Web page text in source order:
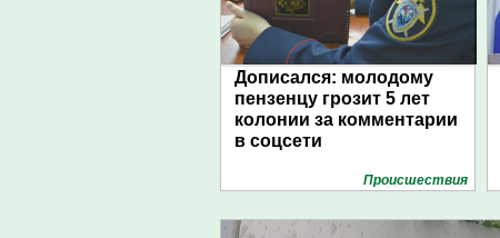
Дописался: молодому
пензенцу грозит 5 лет
колонии за комментарии
в соцсети
Проиcшествия